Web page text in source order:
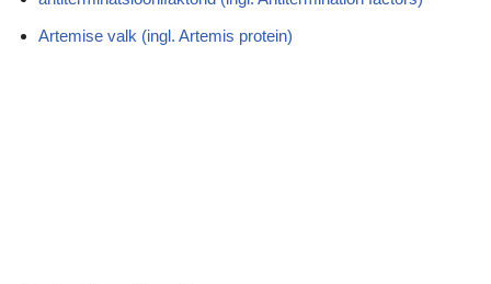
Artemise valk (ingl. Artemis protein)